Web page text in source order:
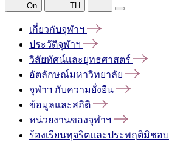
On TH
เกี่ยวกับจุฬาฯ
ประวัติจุฬาฯ
วิสัยทัศน์และยุทธศาสตร์
อัตลักษณ์มหาวิทยาลัย
จุฬาฯ กับความยั่งยืน
ข้อมูลและสถิติ
หน่วยงานของจุฬาฯ
ร้องเรียนทุจริตและประพฤติมิชอบ